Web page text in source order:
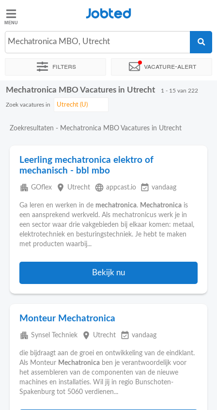
Jobted
Vacatures
Salarissen
Jobted
Mechatronica MBO, Utrecht
Filters Vacature-alert
Sorteer op Exacte locatie Bedrijf Uitzendbureau
Mechatronica MBO Vacatures in Utrecht 1 - 15 van 222
Zoek vacatures in
Zoekresultaten - Mechatronica MBO Vacatures in Utrecht
Leerling mechatronica elektro of
mechanisch - bbl mbo
apartment GOflex place Utrecht language appcast.io event_available vandaag
Ga leren en werken in de mechatronica. Mechatronica is
een aansprekend werkveld. Als mechatronicus werk je in
een sector waar drie vakgebieden bij elkaar komen: metaal,
elektrotechniek en besturingstechniek. Je hebt te maken
met producten waarbij...
Bekijk nu
Monteur Mechatronica
apartment Synsel Techniek place Utrecht event_available vandaag
die bijdraagt aan de groei en ontwikkeling van de eindklant.
Als Monteur Mechatronica ben je verantwoordelijk voor
het assembleren van de componenten van de nieuwe
machines en installaties. Wil jij in regio Bunschoten-
Spakenburg tot 5060 verdienen...